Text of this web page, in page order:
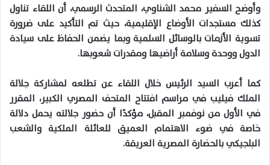
وأوضح السفير محمد الشناوي، المتحدث الرسمي، أن اللقاء تناول
كذلك مستجدات الأوضاع الإقليمية، حيث تم التأكيد على ضرورة
تسوية الأزمات بالوسائل السلمية وبما يضمن الحفاظ على سيادة
الدول ووحدة وسلامة أراضيها ومقدرات شعوبها.
كما أعرب السيد الرئيس خلال اللقاء عن تطلعه لمشاركة جلالة
الملك فيليب في مراسم افتتاح المتحف المصري الكبير، المقرر
في الأول من نوفمبر المقبل، مؤكدًا أن حضور جلالته يحمل دلالة
خاصة في ضوء الاهتمام العميق للعائلة الملكية والشعب
البلجيكي بالحضارة المصرية العريقة.